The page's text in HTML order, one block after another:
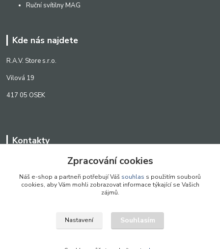
Ruční svítilny MAG
Kde nás najdete
R.A.V. Store s.r.o.
Vilová 19
417 05 OSEK
Kontakty
+420 776 242 909
WWW.SCANLED.CZ 2022
Zpracování cookies
Náš e-shop a partneři potřebují Váš souhlas s použitím souborů
cookies, aby Vám mohli zobrazovat informace týkající se Vašich
zájmů.
Nastavení Souhlasím